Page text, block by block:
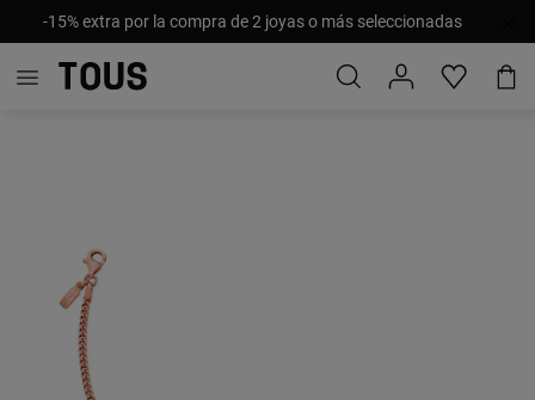
-15% extra por la compra de 2 joyas o más seleccionadas